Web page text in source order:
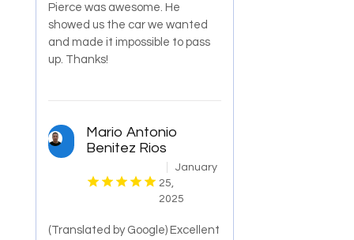
Pierce was awesome. He
showed us the car we wanted
and made it impossible to pass
up. Thanks!
Mario Antonio
Benitez Rios
January
25,
2025
(Translated by Google) Excellent